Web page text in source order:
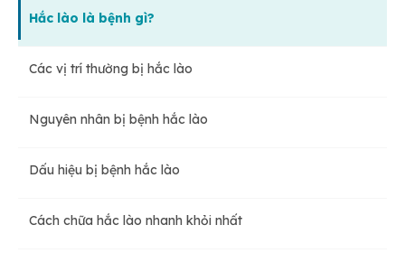
Hắc lào là bệnh gì?
Các vị trí thường bị hắc lào
Nguyên nhân bị bệnh hắc lào
Dấu hiệu bị bệnh hắc lào
Cách chữa hắc lào nhanh khỏi nhất